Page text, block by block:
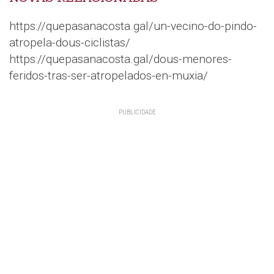
https://quepasanacosta.gal/un-vecino-do-pindo-
atropela-dous-ciclistas/
https://quepasanacosta.gal/dous-menores-
feridos-tras-ser-atropelados-en-muxia/